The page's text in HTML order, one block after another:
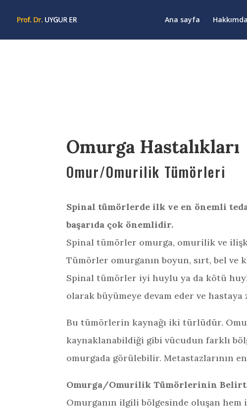
Ana sayfa Hakkımda
Omurga Hastalıkları
Omur/Omurilik Tümörleri
Spinal tümörlerde ilk ve en önemli
başarıda çok önemlidir.
Spinal tümörler omurga, omurilik ve
Tümörler omurganın boyun, sırt, bel
Spinal tümörler iyi huylu ya da kötü
olarak büyümeye devam eder ve
Bu tümörlerin kaynağı iki türlüdür.
kaynaklanabildiği gibi vücudun farklı
omurgada görülebilir. Metastazlarının
Omurga/Omurilik Tümörlerinin
Omurganın ilgili bölgesinde oluşan